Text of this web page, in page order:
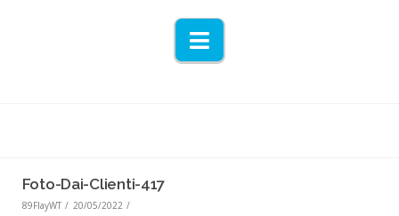
Navigation
Foto-Dai-Clienti-417
89FlayWT 20/05/2022